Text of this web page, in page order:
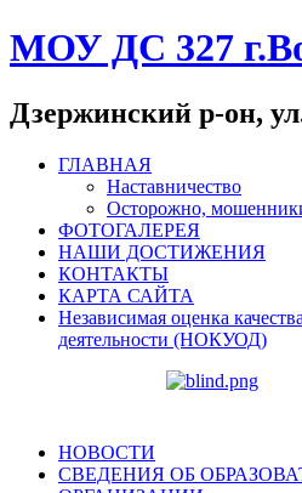
МОУ ДС 327
Дзержинский р-он,
ГЛАВНАЯ
Наставничество
Осторожно,
ФОТОГАЛЕРЕЯ
НАШИ ДОСТИЖЕНИЯ
КОНТАКТЫ
КАРТА САЙТА
Независимая оценка
деятельности (НОКУОД)
НОВОСТИ
СВЕДЕНИЯ ОБ